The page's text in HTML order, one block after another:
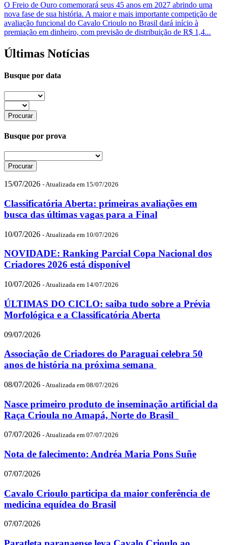
O Freio de Ouro comemorará seus 45 anos em 2027 abrindo uma
nova fase de sua história. A maior e mais importante competição de
avaliação funcional do Cavalo Crioulo no Brasil dará início à
premiação em dinheiro, com previsão de distribuição de R$ 1,4...
Últimas Notícias
Busque por data
Busque por prova
15/07/2026 - Atualizada em 15/07/2026
Classificatória Aberta: primeiras avaliações em
busca das últimas vagas para a Final
10/07/2026 - Atualizada em 10/07/2026
NOVIDADE: Ranking Parcial Copa Nacional dos
Criadores 2026 está disponível
10/07/2026 - Atualizada em 14/07/2026
ÚLTIMAS DO CICLO: saiba tudo sobre a Prévia
Morfológica e a Classificatória Aberta
09/07/2026
Associação de Criadores do Paraguai celebra 50
anos de história na próxima semana
08/07/2026 - Atualizada em 08/07/2026
Nasce primeiro produto de inseminação artificial da
Raça Crioula no Amapá, Norte do Brasil
07/07/2026 - Atualizada em 07/07/2026
Nota de falecimento: Andréa Maria Pons Suñe
07/07/2026
Cavalo Crioulo participa da maior conferência de
medicina equídea do Brasil
07/07/2026